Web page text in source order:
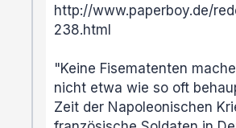
http://www.paperboy.de/
238.html
"Keine Fisematenten
nicht etwa wie so oft
Zeit der Napoleonischen